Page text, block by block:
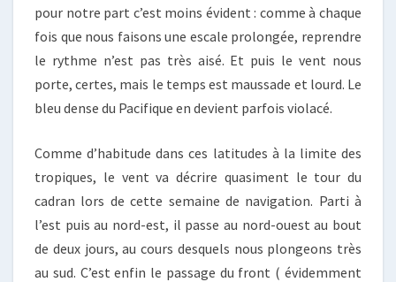
pour notre part c’est moins évident : comme à chaque
fois que nous faisons une escale prolongée, reprendre
le rythme n’est pas très aisé. Et puis le vent nous
porte, certes, mais le temps est maussade et lourd. Le
bleu dense du Pacifique en devient parfois violacé.
Comme d’habitude dans ces latitudes à la limite des
tropiques, le vent va décrire quasiment le tour du
cadran lors de cette semaine de navigation. Parti à
l’est puis au nord-est, il passe au nord-ouest au bout
de deux jours, au cours desquels nous plongeons très
au sud. C’est enfin le passage du front ( évidemment